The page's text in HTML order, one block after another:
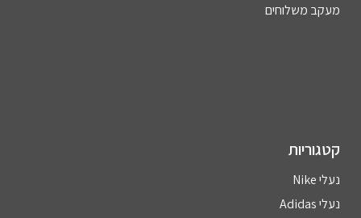
מעקב משלוחים
קטגוריות
נעלי Nike
נעלי Adidas